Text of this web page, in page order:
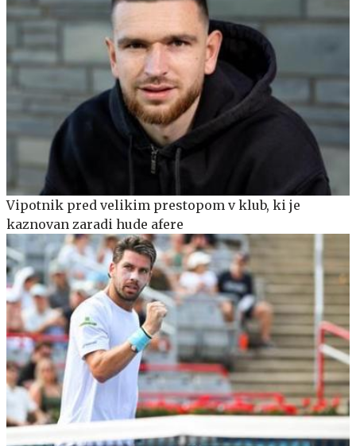
Vipotnik pred velikim prestopom v klub, ki je
kaznovan zaradi hude afere